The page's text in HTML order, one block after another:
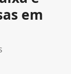
em